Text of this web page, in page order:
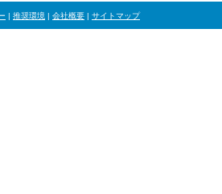
| 推奨環境 | 会社概要 | サイトマップ